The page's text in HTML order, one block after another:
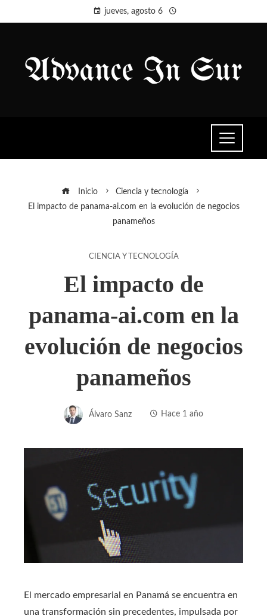
jueves, agosto 6
Inicio
Ciencia y tecnología
El impacto de panama-ai.com en la evolución de negocios
panameños
CIENCIA Y TECNOLOGÍA
El impacto de
panama-ai.com en la
evolución de negocios
panameños
Álvaro Sanz Hace 1 año
El mercado empresarial en Panamá se encuentra en
una transformación sin precedentes, impulsada por